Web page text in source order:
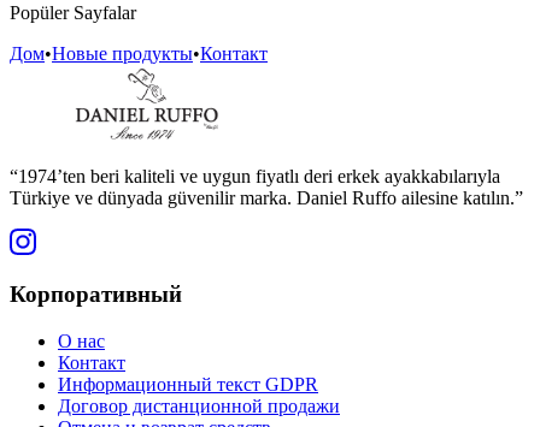
Popüler Sayfalar
Дом•Новые продукты•Контакт
“1974’ten beri kaliteli ve uygun fiyatlı deri erkek ayakkabılarıyla
Türkiye ve dünyada güvenilir marka. Daniel Ruffo ailesine katılın.”
Корпоративный
О нас
Контакт
Информационный текст GDPR
Договор дистанционной продажи